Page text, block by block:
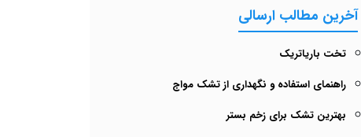
آخرین مطالب ارسالی
تخت باریاتریک
راهنمای استفاده و نگهداری از تشک مواج
بهترین تشک برای زخم بستر